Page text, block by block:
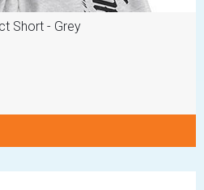
Short - Grey